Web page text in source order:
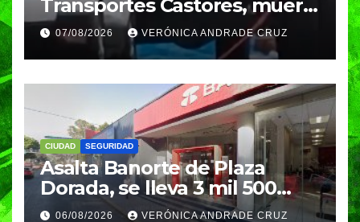
Transportes Castores, muere
aplastado por azulejos en
Puebla
07/08/2026 VERÓNICA ANDRADE CRUZ
CIUDAD SEGURIDAD
Asalta Banorte de Plaza
Dorada, se lleva 3 mil 500
pesos
06/08/2026 VERÓNICA ANDRADE CRUZ